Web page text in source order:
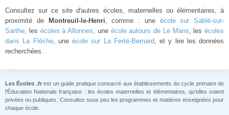
Consultez sur ce site d'autres écoles, maternelles ou élémentaires, à
proximité de
Montreuil-le-Henri, comme : une école sur Sablé-sur-
Sarthe, les écoles à Allonnes, une école autours de Le Mans, les écoles
dans La Flèche, une école sur La Ferté-Bernard, et y lire les données
recherchées.
Les Écoles .frest un guide pratique consacré aux établissements du cycle primaire de
l'Éducation Nationale française : les écoles maternelles et élémentaires, qu'elles soient
privées ou publiques. Consultez sous peu les programmes et matières enseignées pour
chaque école.